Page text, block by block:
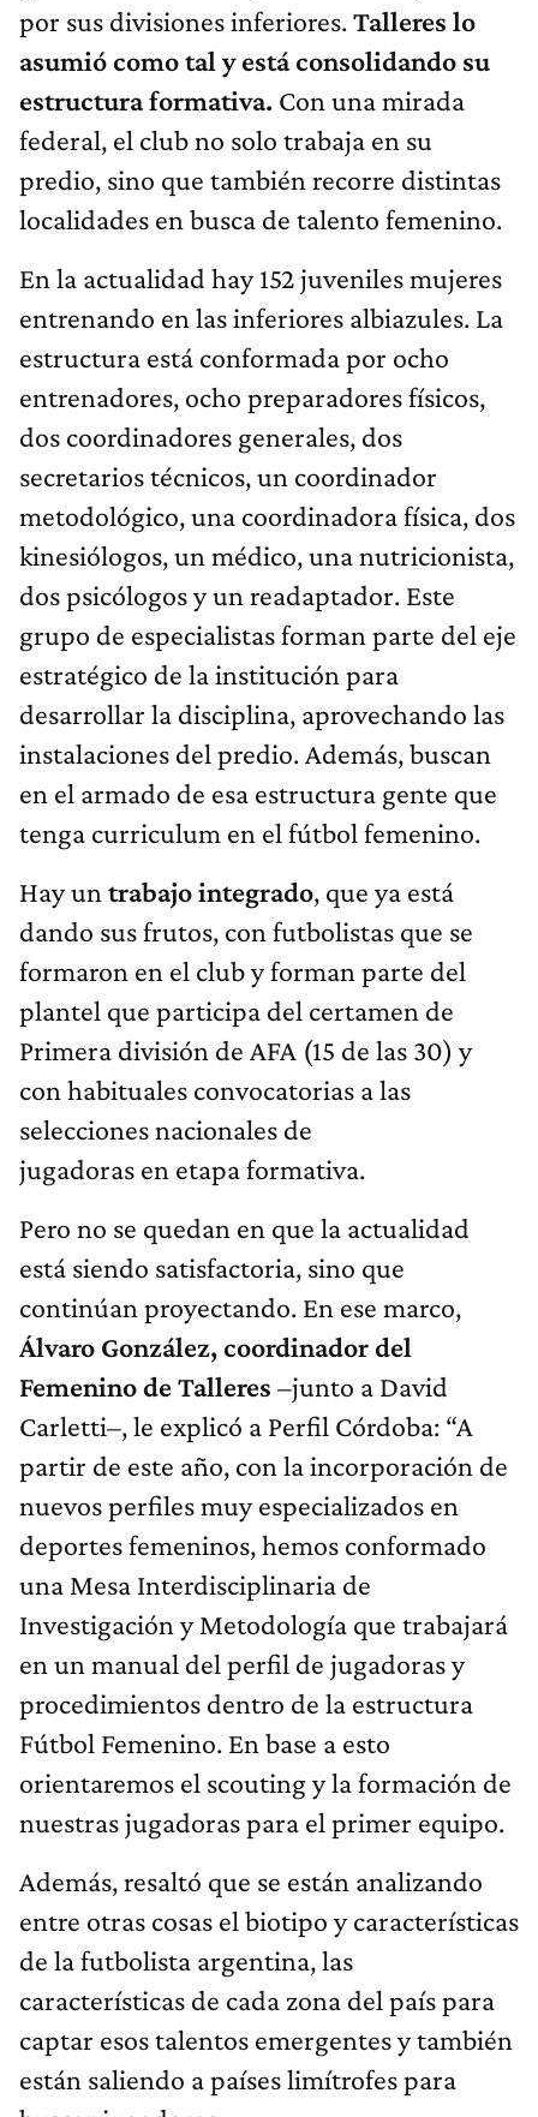
por sus divisiones inferiores.Talleres lo
asumió como tal y está consolidando su
estructura formativa. Con una mirada
federal, el club no solo trabaja en su
predio, sino que también recorre distintas
localidades en busca de talento femenino.
En la actualidad hay 152 juveniles mujeres
entrenando en las inferiores albiazules. La
estructura está conformada por ocho
entrenadores, ocho preparadores físicos,
dos coordinadores generales, dos
secretarios técnicos, un coordinador
metodológico, una coordinadora física, dos
kinesiólogos, un médico, una nutricionista,
dos psicólogos y un readaptador. Este
grupo de especialistas forman parte del eje
estratégico de la institución para
desarrollar la disciplina, aprovechando las
instalaciones del predio. Además, buscan
en el armado de esa estructura gente que
tenga curriculum en el fútbol femenino.
Hay un trabajo integrado, que ya está
dando sus frutos, con futbolistas que se
formaron en el club y forman parte del
plantel que participa del certamen de
Primera división de AFA (15 de las 30) y
con habituales convocatorias a las
selecciones nacionales de
jugadoras en etapa formativa.
Pero no se quedan en que la actualidad
está siendo satisfactoria, sino que
continúan proyectando. En ese marco,
Álvaro González, coordinador del
Femenino de Talleres –junto a David
Carletti–, le explicó a Perfil Córdoba: “A
partir de este año, con la incorporación de
nuevos perfiles muy especializados en
deportes femeninos, hemos conformado
una Mesa Interdisciplinaria de
Investigación y Metodología que trabajará
en un manual del perfil de jugadoras y
procedimientos dentro de la estructura
Fútbol Femenino. En base a esto
orientaremos el scouting y la formación de
nuestras jugadoras para el primer equipo.
Además, resaltó que se están analizando
entre otras cosas el biotipo y características
de la futbolista argentina, las
características de cada zona del país para
captar esos talentos emergentes y también
están saliendo a países limítrofes para